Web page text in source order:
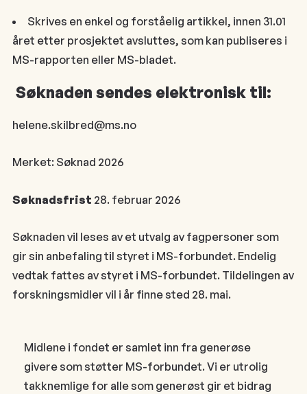
Skrives en enkel og forståelig artikkel, innen 31.01
året etter prosjektet avsluttes, som kan publiseres i
MS-rapporten eller MS-bladet.
Søknaden sendes elektronisk til:
helene.skilbred@ms.no
Merket: Søknad 2026
Søknadsfrist 28. februar 2026
Søknaden vil leses av et utvalg av fagpersoner som
gir sin anbefaling til styret i MS-forbundet. Endelig
vedtak fattes av styret i MS-forbundet. Tildelingen av
forskningsmidler vil i år finne sted 28. mai.
Midlene i fondet er samlet inn fra generøse
givere som støtter MS-forbundet. Vi er utrolig
takknemlige for alle som generøst gir et bidrag